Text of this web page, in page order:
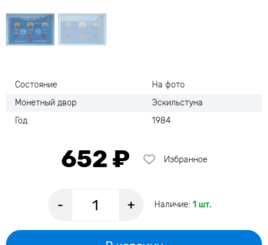
Состояние
На фото
Монетный двор
Эскильстуна
Год
1984
652 ₽ Избранное
- + Наличие: 1 шт.